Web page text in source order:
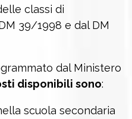
classi di
39/1998 e dal DM
dal Ministero
disponibili sono:
scuola secondaria